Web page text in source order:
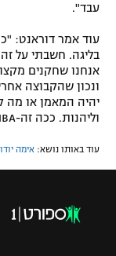
עבד".
עוד אמר דוראנט:
בליגה. חשבתי על
אנחנו שחקנים
ונכון שהקבוצה
יהיה המאמן או מה
וליהנות. ככה זה-NBA, ולצערי מה שעשינו עד כה לא עבד".
עוד באותו נושא: אימה